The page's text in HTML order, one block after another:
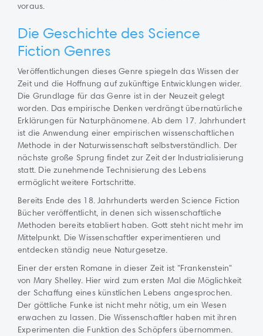
voraus.
Die Geschichte des Science
Fiction Genres
Veröffentlichungen dieses Genre spiegeln das Wissen der
Zeit und die Hoffnung auf zukünftige Entwicklungen wider.
Die Grundlage für das Genre ist in der Neuzeit gelegt
worden. Das empirische Denken verdrängt übernatürliche
Erklärungen für Naturphänomene. Ab dem 17. Jahrhundert
ist die Anwendung einer empirischen wissenschaftlichen
Methode in der Naturwissenschaft selbstverständlich. Der
nächste große Sprung findet zur Zeit der Industrialisierung
statt. Die zunehmende Technisierung des Lebens
ermöglicht weitere Fortschritte.
Bereits Ende des 18. Jahrhunderts werden Science Fiction
Bücher veröffentlicht, in denen sich wissenschaftliche
Methoden bereits etabliert haben. Gott steht nicht mehr im
Mittelpunkt. Die Wissenschaftler experimentieren und
entdecken ständig neue Naturgesetze.
Einer der ersten Romane in dieser Zeit ist "Frankenstein"
von Mary Shelley. Hier wird zum ersten Mal die Möglichkeit
der Schaffung eines künstlichen Lebens angesprochen.
Der göttliche Funke ist nicht mehr nötig, um ein Wesen
erwachen zu lassen. Die Wissenschaftler haben mit ihren
Experimenten die Funktion des Schöpfers übernommen.